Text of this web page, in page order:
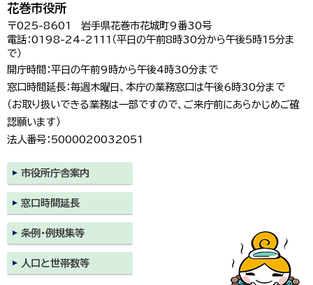
花巻市役所
〒025-8601 岩手県花巻市花城町9番30号
電話：0198-24-2111（平日の午前8時30分から午後5時15分ま
で）
開庁時間：平日の午前9時から午後4時30分まで
窓口時間延長：毎週木曜日、本庁の業務窓口は午後6時30分まで
（お取り扱いできる業務は一部ですので、ご来庁前にあらかじめご確
認願います）
法人番号：5000020032051
市役所庁舎案内
窓口時間延長
条例・例規集等
人口と世帯数等